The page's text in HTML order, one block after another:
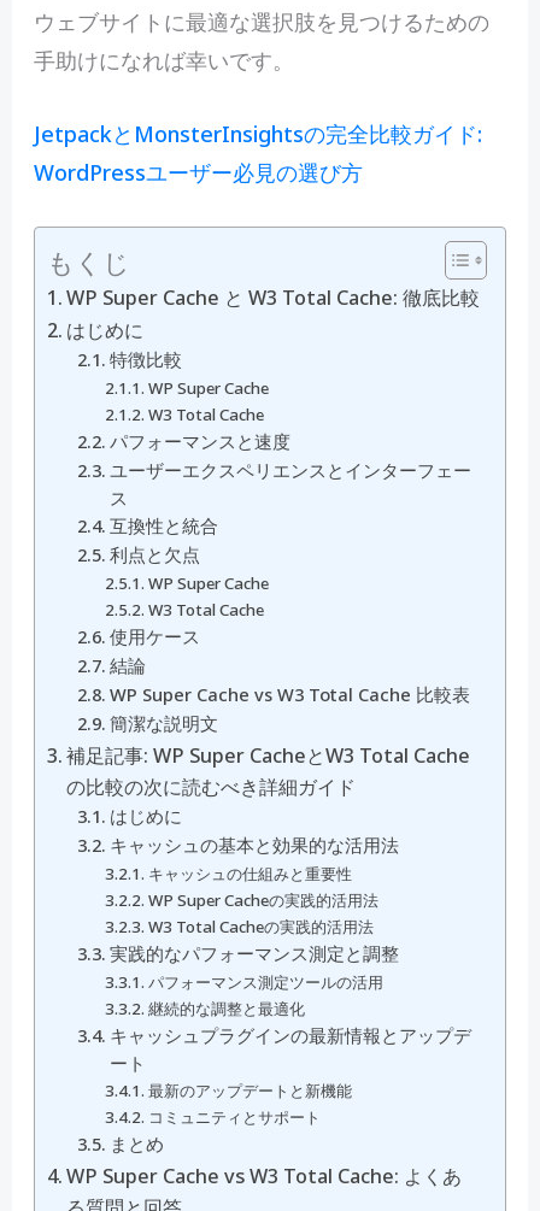
ウェブサイトに最適な選択肢を見つけるための
手助けになれば幸いです。
JetpackとMonsterInsightsの完全比較ガイド:
WordPressユーザー必見の選び方
もくじ
WP Super Cache と W3 Total Cache: 徹底比較
はじめに
特徴比較
WP Super Cache
W3 Total Cache
パフォーマンスと速度
ユーザーエクスペリエンスとインターフェー
ス
互換性と統合
利点と欠点
WP Super Cache
W3 Total Cache
使用ケース
結論
WP Super Cache vs W3 Total Cache 比較表
簡潔な説明文
補足記事: WP Super CacheとW3 Total Cache
の比較の次に読むべき詳細ガイド
はじめに
キャッシュの基本と効果的な活用法
キャッシュの仕組みと重要性
WP Super Cacheの実践的活用法
W3 Total Cacheの実践的活用法
実践的なパフォーマンス測定と調整
パフォーマンス測定ツールの活用
継続的な調整と最適化
キャッシュプラグインの最新情報とアップデ
ート
最新のアップデートと新機能
コミュニティとサポート
まとめ
WP Super Cache vs W3 Total Cache: よくあ